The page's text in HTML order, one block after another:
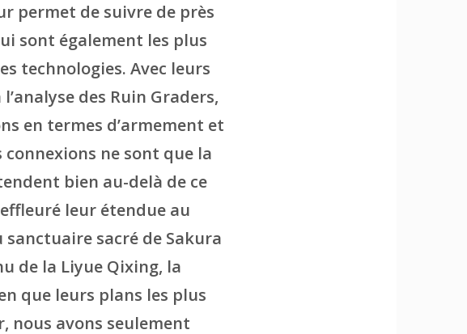
permet de suivre de près
sont également les plus
technologies. Avec leurs
des Ruin Graders,
en termes d’armement et
ne sont que la
bien au-delà de ce
leur étendue au
sacré de Sakura
de la Liyue Qixing, la
que leurs plans les plus
nous avons seulement